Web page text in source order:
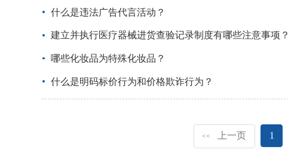
什么是违法广告代言活动？
建立并执行医疗器械进货查验记录制度有哪些注意事项？
哪些化妆品为特殊化妆品？
什么是明码标价行为和价格欺诈行为？
<< 上一页 1